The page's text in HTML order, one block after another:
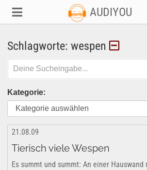
AUDIYOU
Schlagworte: wespen
Kategorie:
21.08.09
Tierisch viele Wespen
Es summt und summt: An einer Hauswand